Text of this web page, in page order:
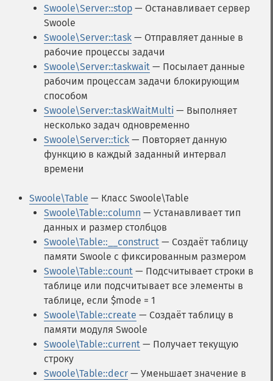
Swoole\Server::stop — Останавливает сервер
Swoole
Swoole\Server::task — Отправляет данные в
рабочие процессы задачи
Swoole\Server::taskwait — Посылает данные
рабочим процессам задачи блокирующим
способом
Swoole\Server::taskWaitMulti — Выполняет
несколько задач одновременно
Swoole\Server::tick — Повторяет данную
функцию в каждый заданный интервал
времени
Swoole\Table — Класс Swoole\Table
Swoole\Table::column — Устанавливает тип
данных и размер столбцов
Swoole\Table::__construct — Создаёт таблицу
памяти Swoole с фиксированным размером
Swoole\Table::count — Подсчитывает строки в
таблице или подсчитывает все элементы в
таблице, если $mode = 1
Swoole\Table::create — Создаёт таблицу в
памяти модуля Swoole
Swoole\Table::current — Получает текущую
строку
Swoole\Table::decr — Уменьшает значение в